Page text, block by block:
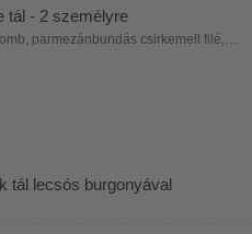
tál - 2 személyre
parmezánbundás csirkemell filé,
tál lecsós burgonyával